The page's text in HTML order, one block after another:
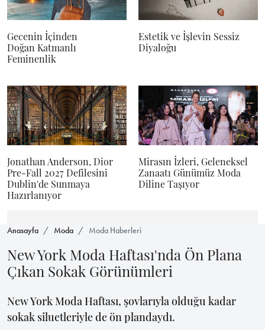
Gecenin İçinden
Doğan Katmanlı
Feminenlik
Estetik ve İşlevin Sessiz
Diyaloğu
Jonathan Anderson, Dior
Pre-Fall 2027 Defilesini
Dublin'de Sunmaya
Hazırlanıyor
Mirasın İzleri, Geleneksel
Zanaatı Günümüz Moda
Diline Taşıyor
Anasayfa Moda Moda Haberleri
New York Moda Haftası'nda Ön Plana
Çıkan Sokak Görünümleri
New York Moda Haftası, şovlarıyla olduğu kadar
sokak siluetleriyle de ön plandaydı.